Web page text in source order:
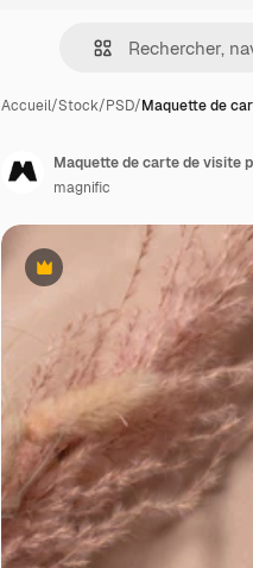
Accueil/Stock/PSD/Maquette de
Premium
Maquette de carte de visite
magnific